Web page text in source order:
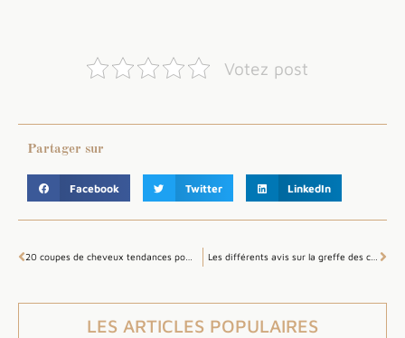
Votez post
Partager sur
Facebook Twitter LinkedIn
Les différents avis sur la greffe des cheveux
LES ARTICLES POPULAIRES